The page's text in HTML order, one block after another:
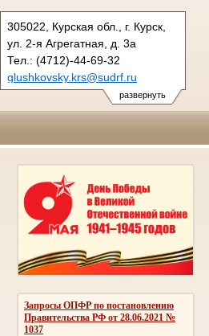
развернуть
305022, Курская обл., г. Курск,
ул. 2-я Агрегатная, д. 3а
Тел.: (4712)-44-69-32
glushkovsky.krs@sudrf.ru
Запросы ОПФР по постановлению
Правительства РФ от 28.06.2021 №
1037